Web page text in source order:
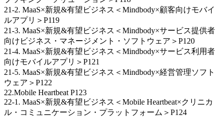
21-2. MaaS×新規&有望ビジネス＜Mindbody×顧客向けモバイ
ルアプリ＞P119
21-3. MaaS×新規&有望ビジネス＜Mindbody×サービス提供者
向けビジネス・マネージメント・ソフトウェア＞P120
21-4. MaaS×新規&有望ビジネス＜Mindbody×サービス利用者
向けモバイルアプリ＞P121
21-5. MaaS×新規&有望ビジネス＜Mindbody×経営管理ソフト
ウェア＞P122
22.Mobile Heartbeat P123
22-1. MaaS×新規&有望ビジネス＜Mobile Heartbeat×クリニカ
ル・コミュニケーション・プラットフォーム＞P124